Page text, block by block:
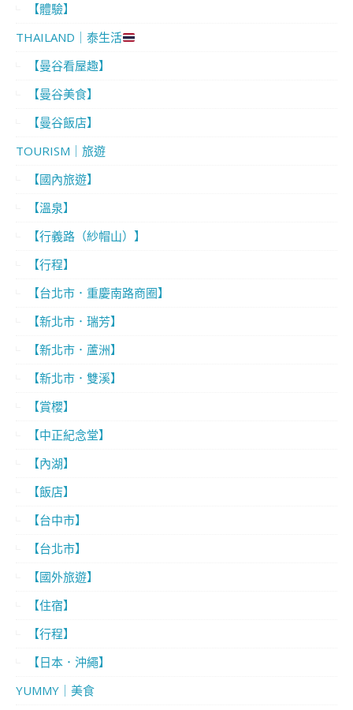
【體驗】
THAILAND｜泰生活
【曼谷看屋趣】
【曼谷美食】
【曼谷飯店】
TOURISM｜旅遊
【國內旅遊】
【溫泉】
【行義路（紗帽山）】
【行程】
【台北市．重慶南路商圈】
【新北市．瑞芳】
【新北市．蘆洲】
【新北市．雙溪】
【賞櫻】
【中正紀念堂】
【內湖】
【飯店】
【台中市】
【台北市】
【國外旅遊】
【住宿】
【行程】
【日本．沖繩】
YUMMY｜美食